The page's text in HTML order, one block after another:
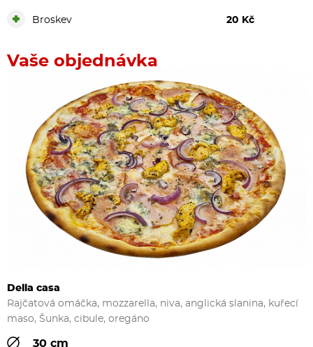
Broskev 20 Kč
Vaše objednávka
Della casa
Rajčatová omáčka, mozzarella, niva, anglická slanina, kuřecí
maso, Šunka, cibule, oregáno
30 cm